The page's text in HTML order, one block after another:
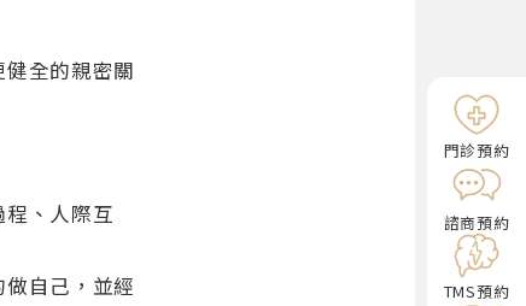
全的親密關
、人際互
自己，並經
門診預約
諮商預約
TMS預約